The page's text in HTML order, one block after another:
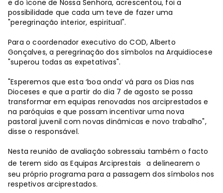
e do ícone de Nossa Senhora, acrescentou, foi a
possibilidade que cada um teve de fazer uma
"peregrinação interior, espiritual".
Para o coordenador executivo do COD, Alberto
Gonçalves, a peregrinação dos símbolos na Arquidiocese
"superou todas as expetativas".
"Esperemos que esta ‘boa onda’ vá para os Dias nas
Dioceses e que a partir do dia 7 de agosto se possa
transformar em equipas renovadas nos arciprestados e
na paróquias e que possam incentivar uma nova
pastoral juvenil com novas dinâmicas e novo trabalho",
disse o responsável.
Nesta reunião de avaliação sobressaiu também o facto
de terem sido as Equipas Arciprestais a delinearem o
seu próprio programa para a passagem dos símbolos nos
respetivos arciprestados.